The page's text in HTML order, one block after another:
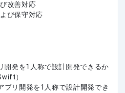
改善対応
び保守対応
開発を1人称で設計開発できるか
）
プリ開発を1人称で設計開発でき